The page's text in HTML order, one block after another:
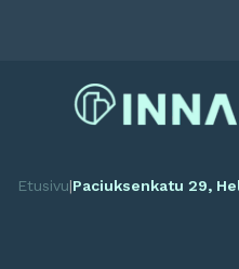
Etusivu|Paciuksenkatu 29,